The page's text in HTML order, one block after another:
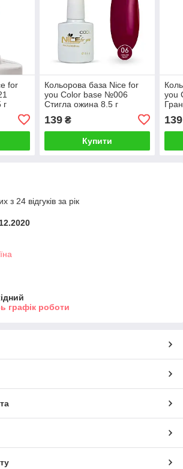
for
г
Кольорова база Nice for
you Color base №006
Стигла ожина 8.5 г
139₴
Купити
you
139
з 24 відгуків за рік
графік роботи